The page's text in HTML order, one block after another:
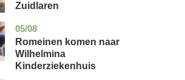
Zuidlaren
05/08
utrecht
nieuws
Romeinen komen naar
Wilhelmina
Kinderziekenhuis